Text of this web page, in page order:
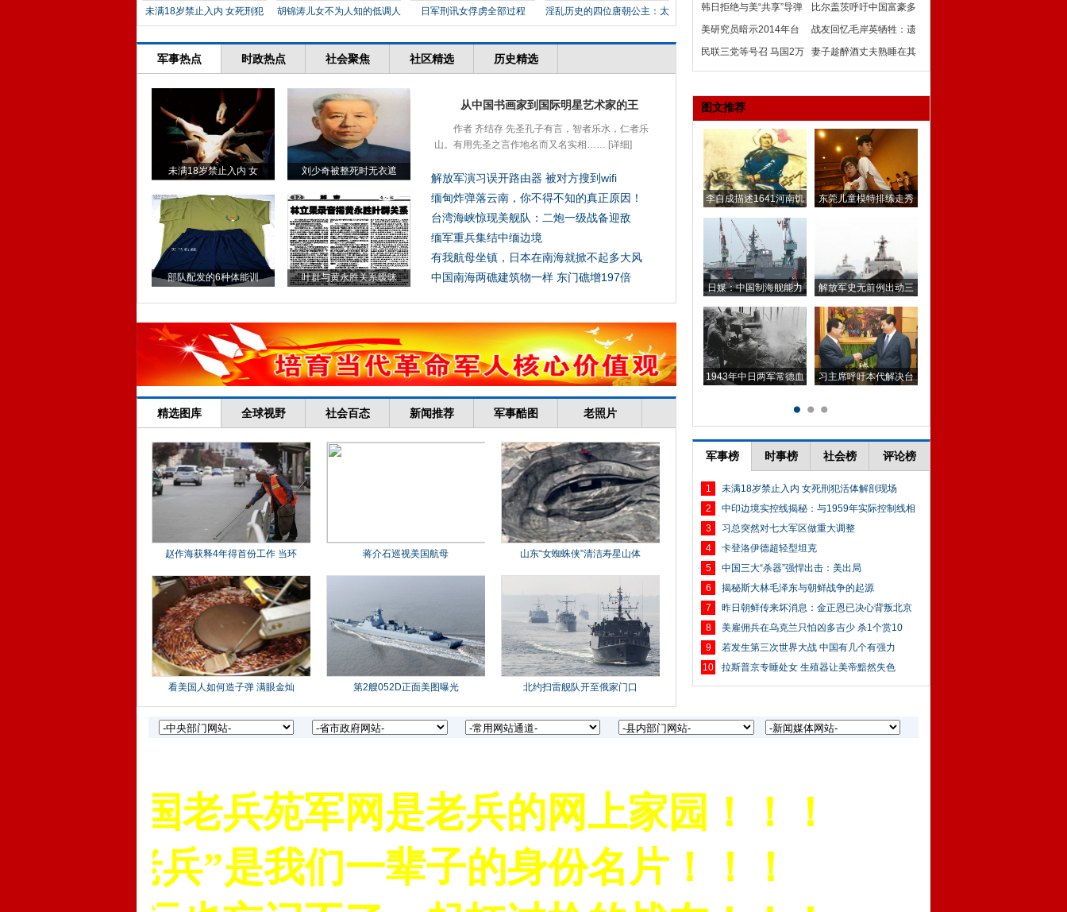
未满18岁禁止入内 女死刑犯 胡锦涛儿女不为人知的低调人 日军刑讯女俘虏全部过程
淫乱历史的四位唐朝公主：太
平
韩日拒绝与美“共享”导弹
防御系统
比尔盖茨呼吁中国富豪多
做慈善 别只懂奢侈品
美研究员暗示2014年台
湾或成中日爆发导火索
战友回忆毛岸英牺牲：遗
体烧焦找到手表与手枪才
认出
民联三党等号召 马国2万
多人参与反消费税集会
妻子趁醉酒丈夫熟睡在其
身上写诗画画
军事榜 时事榜 社会榜 评论榜
1
未满18岁禁止入内 女死刑犯活体解剖现场
2
中印边境实控线揭秘：与1959年实际控制线相
3
习总突然对七大军区做重大调整
4
卡登洛伊德超轻型坦克
5
中国三大“杀器”强悍出击：美出局
6
揭秘斯大林毛泽东与朝鲜战争的起源
7
昨日朝鲜传来坏消息：金正恩已决心背叛北京
8
美雇佣兵在乌克兰只怕凶多吉少 杀1个赏10
9
若发生第三次世界大战 中国有几个有强力
10
拉斯普京专睡处女 生殖器让美帝黯然失色
中国老兵苑军网是老兵的网上家园！！！
“老兵”是我们一辈子的身份名片！！！